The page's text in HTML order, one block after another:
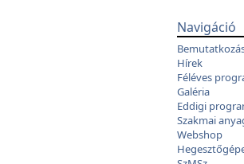
Navigáció
Hírek
Féléves
Galéria
Eddigi
Szakmai
Webshop